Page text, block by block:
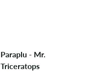
Paraplu - Mr.
Triceratops